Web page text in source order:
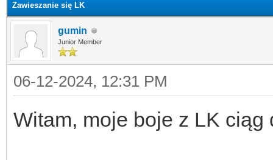
Zawieszanie się LK
gumin
Junior Member
06-12-2024, 12:31 PM
Witam, moje boje z LK ciąg